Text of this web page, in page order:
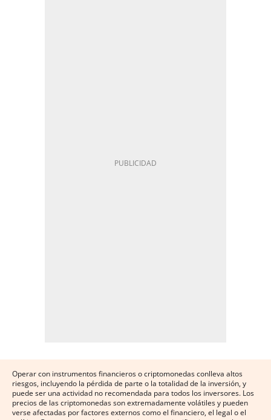
Operar con instrumentos financieros o criptomonedas conlleva altos
riesgos, incluyendo la pérdida de parte o la totalidad de la inversión, y
puede ser una actividad no recomendada para todos los inversores. Los
precios de las criptomonedas son extremadamente volátiles y pueden
verse afectadas por factores externos como el financiero, el legal o el